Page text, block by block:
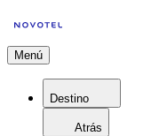
Menú
Destino
Atrás